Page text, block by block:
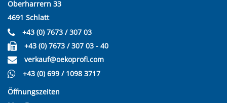
Oberharrern 33
4691 Schlatt
+43 (0) 7673 / 307 03
+43 (0) 7673 / 307 03 - 40
verkauf@oekoprofi.com
+43 (0) 699 / 1098 3717
Öffnungszeiten